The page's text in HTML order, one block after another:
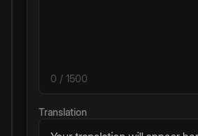
0 / 1500
Translation